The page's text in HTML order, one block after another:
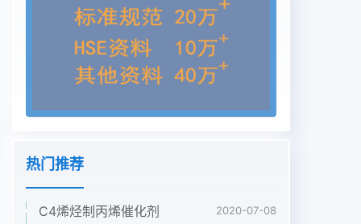
vinyl acetate to prepare 1- (acetoxy) ethyl
bromide. Flurbiprofen Axetil was synthesized by
esterfication of Flurbiprofenwith 1- (acetoxy)
ethyI bromide. RESULIS and CONCLUSION Raw
materiels are casily obtained. Synthesis route is
analgesicsisynthesis氟比洛芬酯是非甾体抗炎药氟
比洛芬的酯类前体药物,2实验部分采用静脉乳剂剂
型,以卵磷酯包封成脂微球.镇痛效果迅速、2.1 无水
热门推荐
C4烯烃制丙烯催化剂 2020-07-08